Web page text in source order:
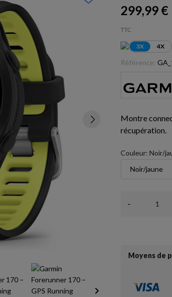
keyboard_arrow_right
299,99 €
TTC
3X 4X
Référence:
Montre
récupération.
Couleur: Noir/
-
Moyens de